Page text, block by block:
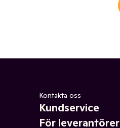
Kontakta oss
Kundservice
För leverantörer